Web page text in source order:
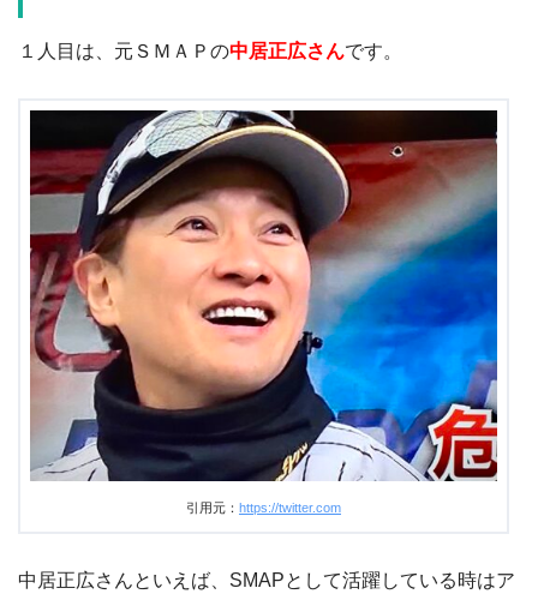
１人目は、元ＳＭＡＰの中居正広さんです。
引用元： https://twitter.com
中居正広さんといえば、SMAPとして活躍している時はア